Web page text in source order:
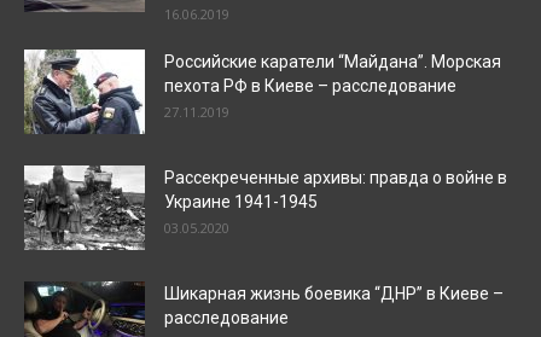
16.06.2019
Российские каратели “Майдана”. Морская
пехота РФ в Киеве – расследование
27.11.2019
Рассекреченные архивы: правда о войне в
Украине 1941-1945
03.05.2020
Шикарная жизнь боевика “ДНР” в Киеве –
расследование